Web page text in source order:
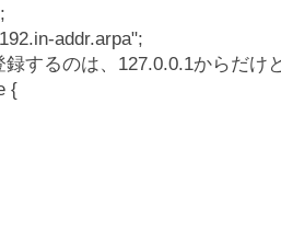
addr.arpa";
録するのは、127.0.0.1からだけ
{